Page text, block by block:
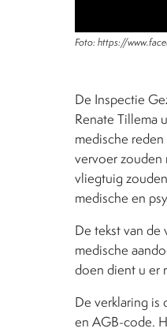
Foto: https://
De Inspectie
Renate Tillema
medische
vervoer zouden
vliegtuig
medische en
De tekst van de
medische
doen dient u er
De verklaring is
en AGB-code.